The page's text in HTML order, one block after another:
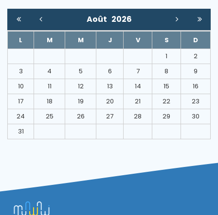
Août 2026
L M M J V S
D
1
2
3
4 5 6 7 8
9
10
11 12 13 14 15
16
17
18 19 20 21 22
23
24
25 26 27 28 29
30
31